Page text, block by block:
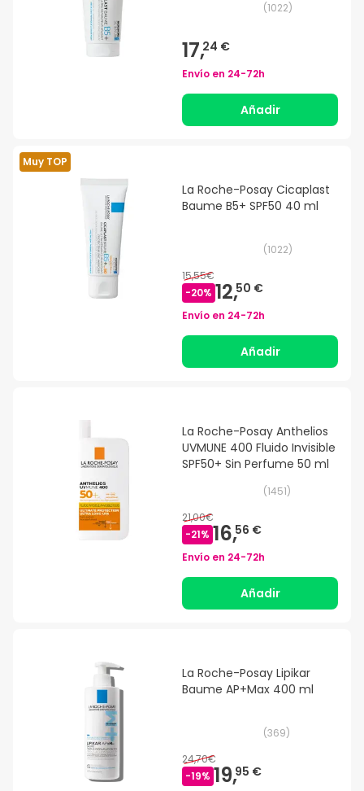
(1022)
17,24 €
Envío en 24-72h
Añadir
Muy TOP
La Roche-Posay Cicaplast
Baume B5+ SPF50 40 ml
(1022)
15,55€
-20% 12,50 €
Envío en 24-72h
Añadir
La Roche-Posay Anthelios
UVMUNE 400 Fluido Invisible
SPF50+ Sin Perfume 50 ml
(1451)
21,00€
-21% 16,56 €
Envío en 24-72h
Añadir
La Roche-Posay Lipikar
Baume AP+Max 400 ml
(369)
24,70€
-19% 19,95 €